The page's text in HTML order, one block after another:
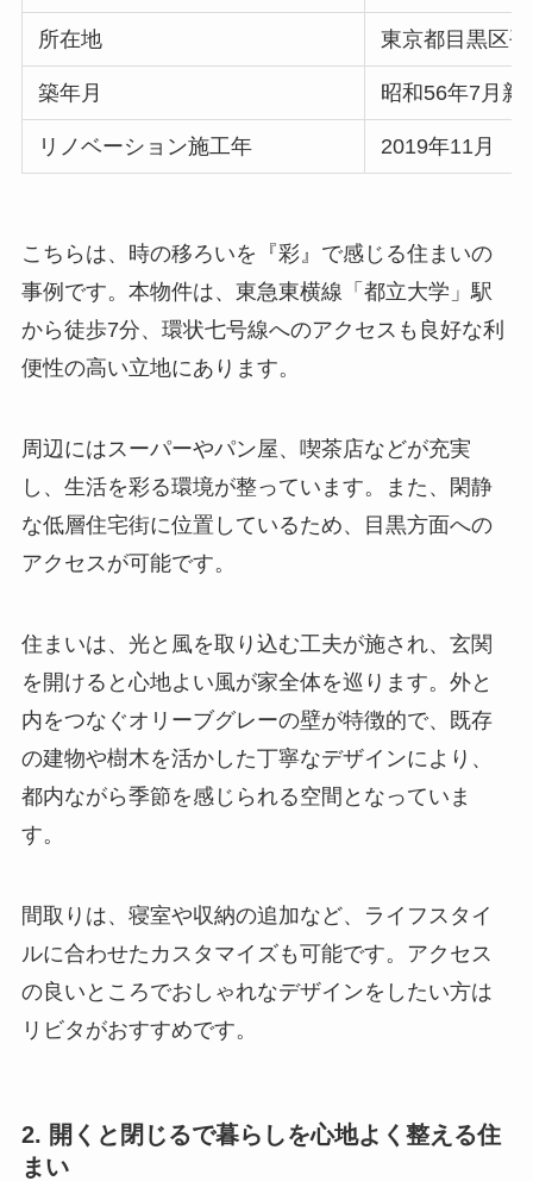
所在地 東京都目黒区
築年月 昭和56年7月新
リノベーション施工年 2019年11月
こちらは、時の移ろいを『彩』で感じる住まいの
事例です。本物件は、東急東横線「都立大学」駅
から徒歩7分、環状七号線へのアクセスも良好な利
便性の高い立地にあります。
周辺にはスーパーやパン屋、喫茶店などが充実
し、生活を彩る環境が整っています。また、閑静
な低層住宅街に位置しているため、目黒方面への
アクセスが可能です。
住まいは、光と風を取り込む工夫が施され、玄関
を開けると心地よい風が家全体を巡ります。外と
内をつなぐオリーブグレーの壁が特徴的で、既存
の建物や樹木を活かした丁寧なデザインにより、
都内ながら季節を感じられる空間となっていま
す。
間取りは、寝室や収納の追加など、ライフスタイ
ルに合わせたカスタマイズも可能です。アクセス
の良いところでおしゃれなデザインをしたい方は
リビタがおすすめです。
2. 開くと閉じるで暮らしを心地よく整える住
まい